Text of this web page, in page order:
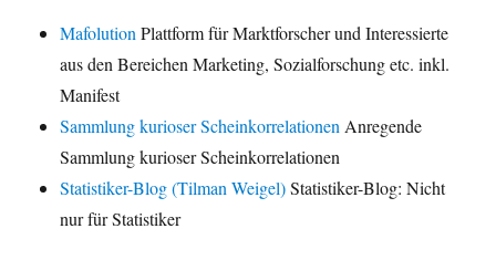
Mafolution Plattform für Marktforscher und Interessierte
aus den Bereichen Marketing, Sozialforschung etc. inkl.
Manifest
Sammlung kurioser Scheinkorrelationen Anregende
Sammlung kurioser Scheinkorrelationen
Statistiker-Blog (Tilman Weigel)Statistiker-Blog: Nicht
nur für Statistiker